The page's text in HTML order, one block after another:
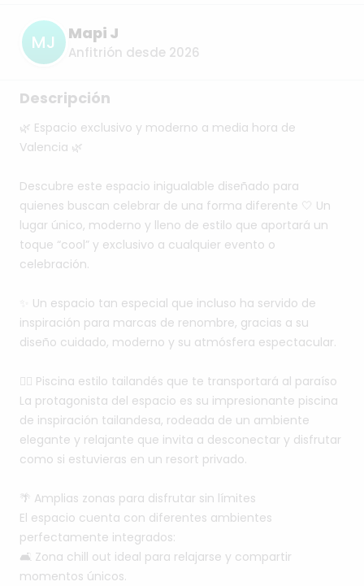
MJ Mapi J
Anfitrión desde 2026
Descripción
🌿 Espacio exclusivo y moderno a media hora de
Valencia 🌿
Descubre este espacio inigualable diseñado para
quienes buscan celebrar de una forma diferente 🤍 Un
lugar único, moderno y lleno de estilo que aportará un
toque “cool” y exclusivo a cualquier evento o
celebración.
Un espacio tan especial que incluso ha servido de
inspiración para marcas de renombre, gracias a su
diseño cuidado, moderno y su atmósfera espectacular.
🏊‍♂️ Piscina estilo tailandés que te transportará al paraíso
La protagonista del espacio es su impresionante piscina
de inspiración tailandesa, rodeada de un ambiente
elegante y relajante que invita a desconectar y disfrutar
como si estuvieras en un resort privado.
🌴 Amplias zonas para disfrutar sin límites
El espacio cuenta con diferentes ambientes
perfectamente integrados:
🛋️ Zona chill out ideal para relajarse y compartir
momentos únicos.